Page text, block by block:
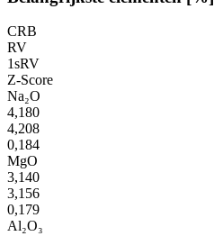
CRB
RV
1sRV
Z-Score
Na₂O
4,180
4,208
0,184
MgO
3,140
3,156
0,179
Al₂O₃